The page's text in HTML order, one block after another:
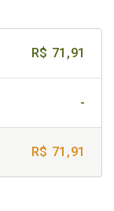
R$ 71,91
-
R$ 71,91